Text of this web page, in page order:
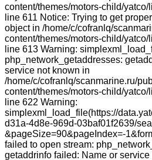
content/themes/motors-child/
line 611 Notice: Trying to get
object in /home/c/cofranlq/
content/themes/motors-child/
line 613 Warning:
php_network_getaddresses:
service not known in
/home/c/cofranlq/scanmarine.ru/
content/themes/motors-child/
line 622 Warning:
simplexml_load_file(https://
d31a-4d8e-969d-03baf01f2639/
&pageSize=90&pageIndex=-
failed to open stream:
getaddrinfo failed: Name or